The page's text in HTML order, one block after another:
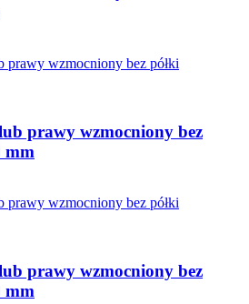
lub prawy wzmocniony bez
mm
lub prawy wzmocniony bez
mm